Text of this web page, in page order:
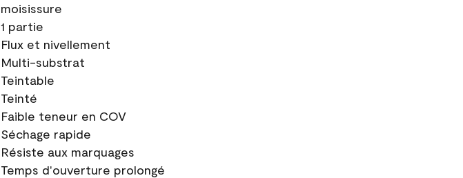
moisissure
1 partie
Flux et nivellement
Multi-substrat
Teintable
Teinté
Faible teneur en COV
Séchage rapide
Résiste aux marquages
Temps d'ouverture prolongé